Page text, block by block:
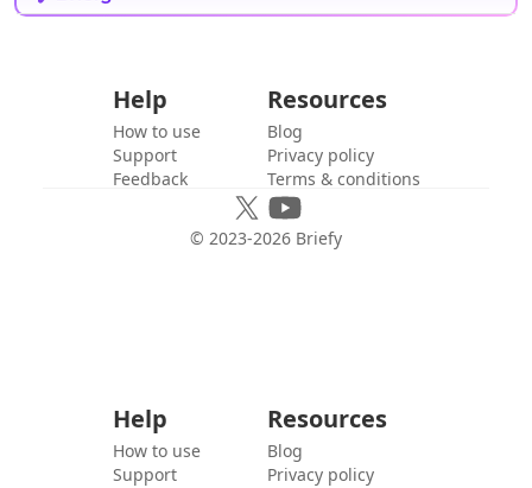
Help
How to use
Support
Feedback
Resources
Blog
Privacy policy
Terms & conditions
© 2023-2026 Briefy
Help
How to use
Support
Resources
Blog
Privacy policy